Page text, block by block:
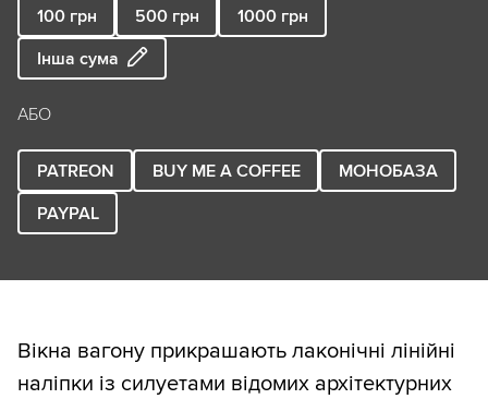
100 грн 500 грн 1000 грн
Інша сума
АБО
PATREON BUY ME A COFFEE
МОНОБАЗА
PAYPAL
Вікна вагону прикрашають лаконічні лінійні
наліпки із силуетами відомих архітектурних